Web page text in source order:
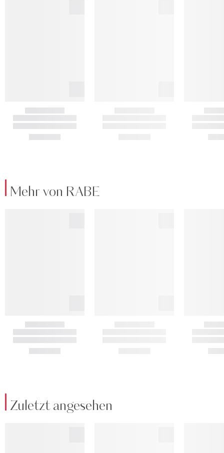
Mehr von RABE
Zuletzt angesehen